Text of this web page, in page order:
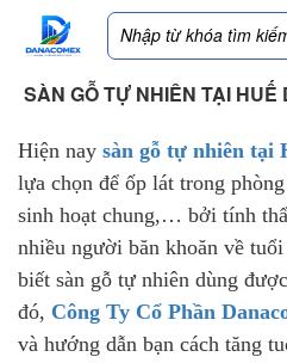
SÀN GỖ TỰ NHIÊN TẠI
Hiện nay sàn gỗ tự nhiên tại
lựa chọn để ốp lát trong
sinh hoạt chung,… bởi tính
nhiều người băn khoăn về
biết sàn gỗ tự nhiên dùng
đó, Công Ty Cổ Phần
và hướng dẫn bạn cách tăng